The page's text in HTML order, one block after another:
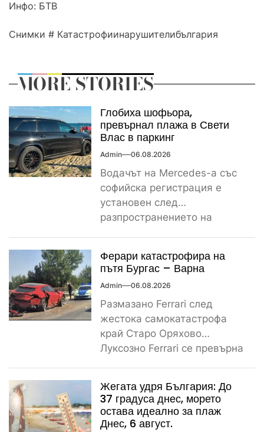
Инфо: БТВ
Снимки # Катастрофиинарушителибългария
MORE STORIES
Глобиха шофьора,
превърнал плажа в Свети
Влас в паркинг
Admin 06.08.2026
Водачът на Mercedes-а със
софийска регистрация е
установен след
разпространението на
1000...
Ферари катастрофира на
пътя Бургас – Варна
Admin 06.08.2026
Размазано Ferrari след
жестока самокатастрофа
край Старо Оряхово
Луксозно Ferrari се превърна
сутрин...
Жегата удря България: До
37 градуса днес, морето
остава идеално за плаж
Днес, 6 август.